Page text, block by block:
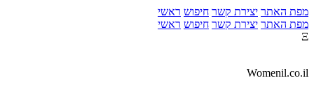
מפת האתר יצירת קשר חיפוש ראשי
מפת האתר יצירת קשר חיפוש ראשי
Ξ
Womenil.co.il